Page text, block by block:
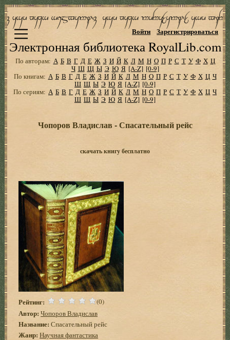
Электронная библиотека RoyalLib.com
Войти Зарегистрироваться
По авторам: А Б В Г Д Е Ж З И Й К Л М Н О П Р С Т У Ф Х Ц
Ч Ш Щ Ы Э Ю Я [A-Z] [0-9]
По книгам: А Б В Г Д Е Ж З И Й К Л М Н О П Р С Т У Ф Х Ц Ч
Ш Щ Ы Э Ю Я [A-Z] [0-9]
По сериям: А Б В Г Д Е Ж З И Й К Л М Н О П Р С Т У Ф Х Ц Ч
Ш Щ Ы Э Ю Я [A-Z] [0-9]
Чопоров Владислав - Спасательный рейс
скачать книгу бесплатно
Рейтинг: (0)
Автор: Чопоров Владислав
Название: Спасательный рейс
Жанр: Научная фантастика